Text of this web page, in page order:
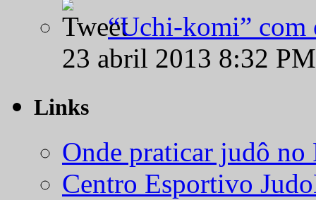
“Uchi-komi” com
23 abril 2013 8:32
Links
Onde praticar judô
Centro Esportivo